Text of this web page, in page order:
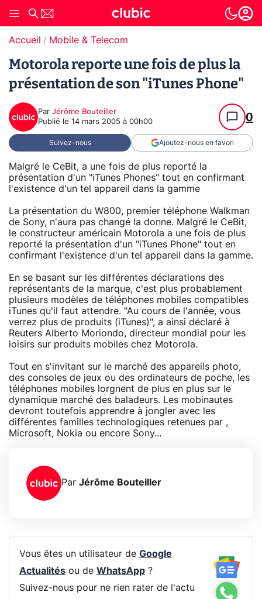
Accueil Mobile & Telecom
Motorola reporte une fois de plus la
présentation de son "iTunes Phone"
Par Jérôme Bouteiller
Publié le 14 mars 2005 à 00h00 0
Suivez-nous Ajoutez-nous en favori
Malgré le CeBit, a une fois de plus reporté la
présentation d'un "iTunes Phones" tout en confirmant
l'existence d'un tel appareil dans la gamme
La présentation du W800, premier téléphone Walkman
de Sony, n'aura pas changé la donne. Malgré le CeBit,
le constructeur américain Motorola a une fois de plus
reporté la présentation d'un "iTunes Phone" tout en
confirmant l'existence d'un tel appareil dans la gamme.
En se basant sur les différentes déclarations des
représentants de la marque, c'est plus probablement
plusieurs modèles de téléphones mobiles compatibles
iTunes qu'il faut attendre. "Au cours de l'année, vous
verrez plus de produits (iTunes)", a ainsi déclaré à
Reuters Alberto Moriondo, directeur mondial pour les
loisirs sur produits mobiles chez Motorola.
Tout en s'invitant sur le marché des appareils photo,
des consoles de jeux ou des ordinateurs de poche, les
téléphones mobiles lorgnent de plus en plus sur le
dynamique marché des baladeurs. Les mobinautes
devront toutefois apprendre à jongler avec les
différentes familles technologiques retenues par ,
Microsoft, Nokia ou encore Sony...
Par Jérôme Bouteiller
Vous êtes un utilisateur de Google
Actualitésou de WhatsApp?
Suivez-nous pour ne rien rater de l'actu